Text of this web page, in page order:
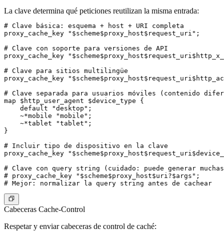
La clave determina qué peticiones reutilizan la misma entrada:
# Clave básica: esquema + host + URI completa
proxy_cache_key "$scheme$proxy_host$request_uri";
# Clave con soporte para versiones de API
proxy_cache_key
# Clave para sitios multilingüe
proxy_cache_key
# Clave separada para usuarios móviles (contenido
map $http_user_agent $device_type {
    default "desktop";
    ~*mobile "mobile";
    ~*tablet "tablet";
}
# Incluir tipo de dispositivo en la clave
proxy_cache_key
# Clave con query string (cuidado: puede generar
# proxy_cache_key "$scheme$proxy_host$uri?$args";
Cabeceras Cache-Control
Respetar y enviar cabeceras de control de caché: